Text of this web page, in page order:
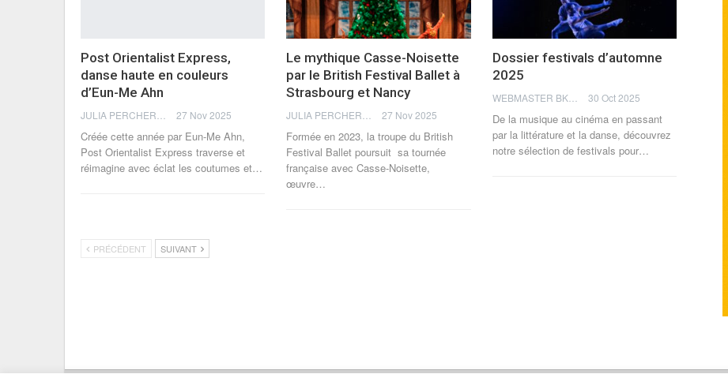
Post Orientalist Express,
danse haute en couleurs
d’Eun-Me Ahn
27 Nov 2025
Créée cette année par Eun-Me Ahn,
Post Orientalist Express traverse et
réimagine avec éclat les coutumes et…
Le mythique Casse-Noisette
par le British Festival Ballet à
Strasbourg et Nancy
27 Nov 2025
Formée en 2023, la troupe du British
Festival Ballet poursuit sa tournée
française avec Casse-Noisette,
œuvre…
Dossier festivals d’automne
2025
WEBMASTER BKN 30 Oct 2025
De la musique au cinéma en passant
par la littérature et la danse, découvrez
notre sélection de festivals pour…
PRÉCÉDENT SUIVANT